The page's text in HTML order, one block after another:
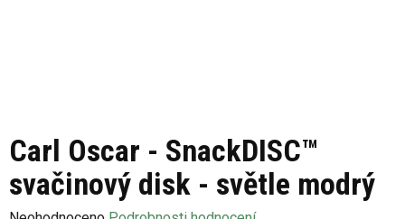
Carl Oscar - SnackDISC™
svačinový disk - světle modrý